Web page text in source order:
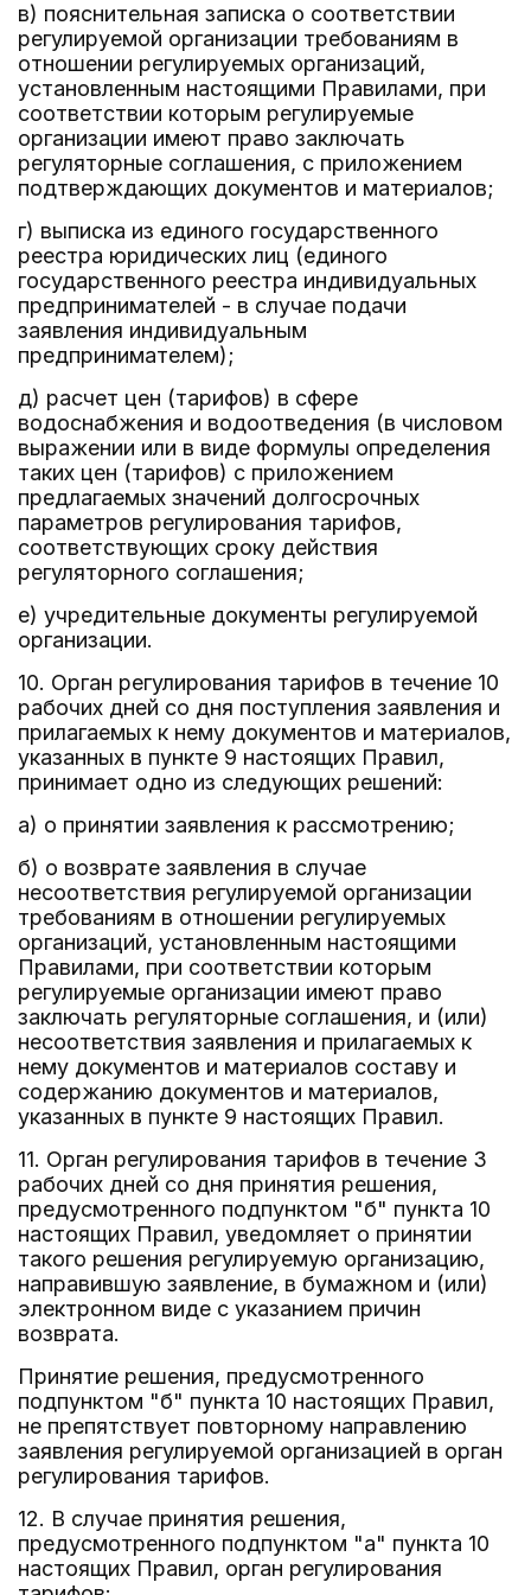
в) пояснительная записка о соответствии
регулируемой организации требованиям в
отношении регулируемых организаций,
установленным настоящими Правилами, при
соответствии которым регулируемые
организации имеют право заключать
регуляторные соглашения, с приложением
подтверждающих документов и материалов;
г) выписка из единого государственного
реестра юридических лиц (единого
государственного реестра индивидуальных
предпринимателей - в случае подачи
заявления индивидуальным
предпринимателем);
д) расчет цен (тарифов) в сфере
водоснабжения и водоотведения (в числовом
выражении или в виде формулы определения
таких цен (тарифов) с приложением
предлагаемых значений долгосрочных
параметров регулирования тарифов,
соответствующих сроку действия
регуляторного соглашения;
е) учредительные документы регулируемой
организации.
10. Орган регулирования тарифов в течение 10
рабочих дней со дня поступления заявления и
прилагаемых к нему документов и материалов,
указанных в пункте 9 настоящих Правил,
принимает одно из следующих решений:
а) о принятии заявления к рассмотрению;
б) о возврате заявления в случае
несоответствия регулируемой организации
требованиям в отношении регулируемых
организаций, установленным настоящими
Правилами, при соответствии которым
регулируемые организации имеют право
заключать регуляторные соглашения, и (или)
несоответствия заявления и прилагаемых к
нему документов и материалов составу и
содержанию документов и материалов,
указанных в пункте 9 настоящих Правил.
11. Орган регулирования тарифов в течение 3
рабочих дней со дня принятия решения,
предусмотренного подпунктом "б" пункта 10
настоящих Правил, уведомляет о принятии
такого решения регулируемую организацию,
направившую заявление, в бумажном и (или)
электронном виде с указанием причин
возврата.
Принятие решения, предусмотренного
подпунктом "б" пункта 10 настоящих Правил,
не препятствует повторному направлению
заявления регулируемой организацией в орган
регулирования тарифов.
12. В случае принятия решения,
предусмотренного подпунктом "а" пункта 10
настоящих Правил, орган регулирования